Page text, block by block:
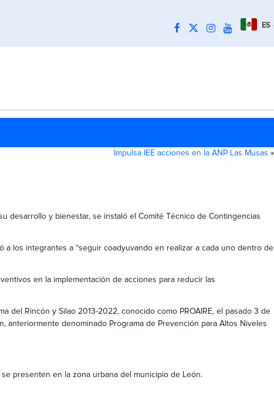
ES
Impulsa IEE acciones en la ANP Las Musas »
desarrollo y bienestar, se instaló el Comité Técnico de Contingencias
a los integrantes a “seguir coadyuvando en realizar a cada uno dentro de
en la implementación de acciones para reducir las
del Rincón y Silao 2013-2022, conocido como PROAIRE, el pasado 3 de
anteriormente denominado Programa de Prevención para Altos Niveles
presenten en la zona urbana del municipio de León.